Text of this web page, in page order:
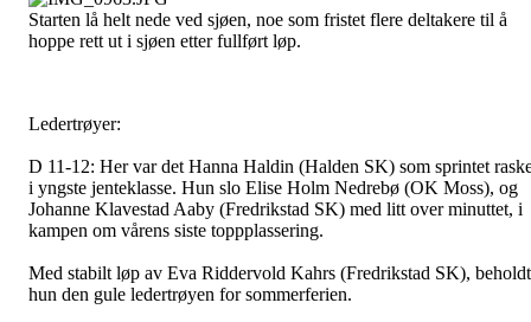
Starten lå helt nede ved sjøen, noe som fristet flere deltakere til å
hoppe rett ut i sjøen etter fullført løp.
Ledertrøyer:
D 11-12: Her var det Hanna Haldin (Halden SK) som sprintet
i yngste jenteklasse. Hun slo Elise Holm Nedrebø (OK Moss), og
Johanne Klavestad Aaby (Fredrikstad SK) med litt over minuttet, i
kampen om vårens siste toppplassering.
Med stabilt løp av Eva Riddervold Kahrs (Fredrikstad SK), beholdt
hun den gule ledertrøyen for sommerferien.